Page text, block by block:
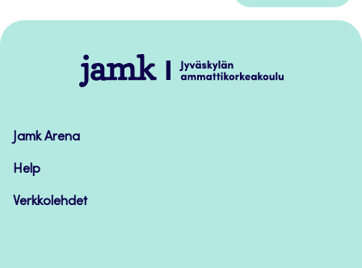
takaisin
Jamk
–
Jamk Arena
Help
Verkkolehdet